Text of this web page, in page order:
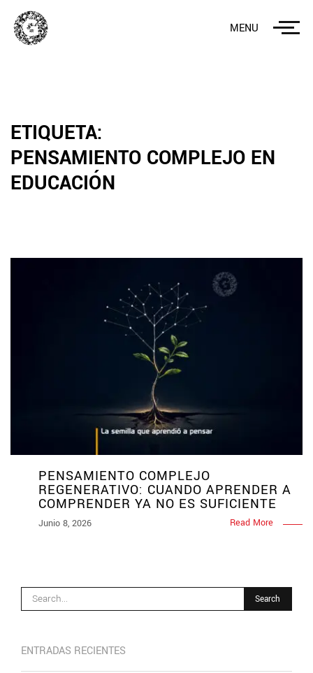
MENU
ETIQUETA:
PENSAMIENTO COMPLEJO EN
EDUCACIÓN
PENSAMIENTO COMPLEJO
REGENERATIVO: CUANDO APRENDER A
COMPRENDER YA NO ES SUFICIENTE
Junio 8, 2026 Read More
ENTRADAS RECIENTES